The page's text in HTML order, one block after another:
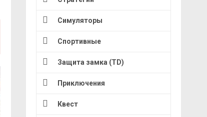
Симуляторы
Спортивные
Защита замка (TD)
Приключения
Квест